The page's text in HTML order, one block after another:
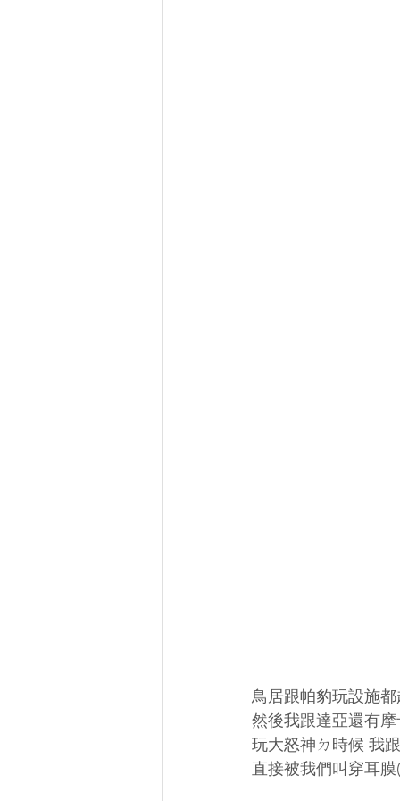
鳥居跟帕豹玩設施都
然後我跟達亞還有
玩大怒神ㄉ時候 我
直接被我們叫穿耳膜(